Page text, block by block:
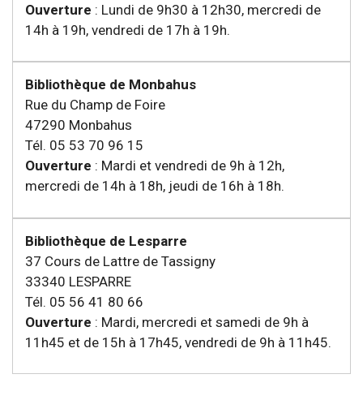
Ouverture : Lundi de 9h30 à 12h30, mercredi de
14h à 19h, vendredi de 17h à 19h.
Bibliothèque de Monbahus
Rue du Champ de Foire
47290 Monbahus
Tél. 05 53 70 96 15
Ouverture : Mardi et vendredi de 9h à 12h,
mercredi de 14h à 18h, jeudi de 16h à 18h.
Bibliothèque de Lesparre
37 Cours de Lattre de Tassigny
33340 LESPARRE
Tél. 05 56 41 80 66
Ouverture : Mardi, mercredi et samedi de 9h à
11h45 et de 15h à 17h45, vendredi de 9h à 11h45.